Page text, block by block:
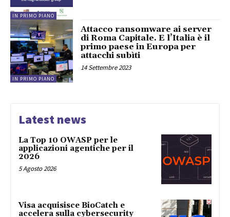
IN PRIMO PIANO
IN PRIMO PIANO
Attacco ransomware ai server
di Roma Capitale. E l’Italia è il
primo paese in Europa per
attacchi subìti
14 Settembre 2023
Latest news
La Top 10 OWASP per le
applicazioni agentiche per il
2026
5 Agosto 2026
Visa acquisisce BioCatch e
accelera sulla cybersecurity